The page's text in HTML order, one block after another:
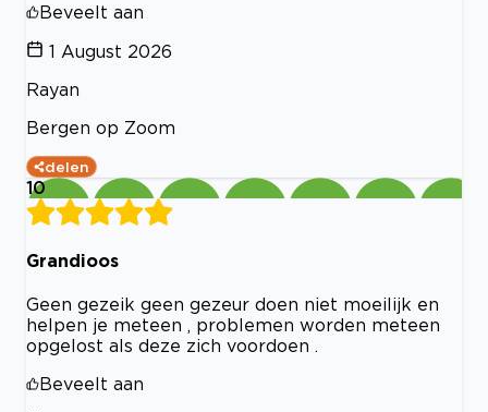
Beveelt aan
1 August 2026
Rayan
Bergen op Zoom
delen
10
Grandioos
Geen gezeik geen gezeur doen niet moeilijk en
helpen je meteen , problemen worden meteen
opgelost als deze zich voordoen .
Beveelt aan